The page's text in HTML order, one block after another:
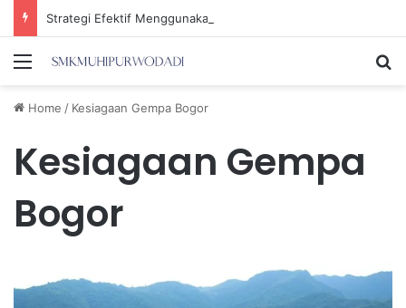
Menu
Home / Kesiagaan Gempa Bogor
Kesiagaan Gempa
Bogor